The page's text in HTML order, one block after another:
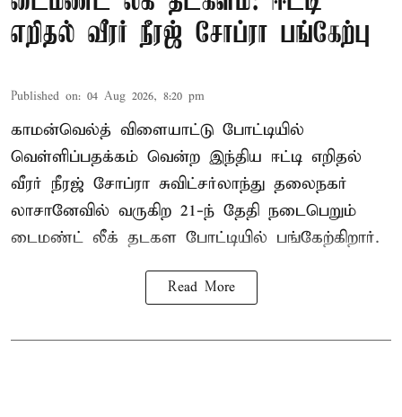
எறிதல் வீரர் நீரஜ் சோப்ரா பங்கேற்பு
Published on: 04 Aug 2026, 8:20 pm
காமன்வெல்த் விளையாட்டு போட்டியில்
வெள்ளிப்பதக்கம் வென்ற இந்திய ஈட்டி எறிதல்
வீரர் நீரஜ் சோப்ரா சுவிட்சர்லாந்து தலைநகர்
லாசானேவில் வருகிற 21-ந் தேதி நடைபெறும்
டைமண்ட் லீக் தடகள போட்டியில் பங்கேற்கிறார்.
Read More